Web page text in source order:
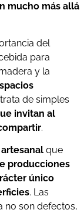
mucho más allá
del
para
y la
de simples
invitan al
.
que
producciones
único
. Las
no son defectos,